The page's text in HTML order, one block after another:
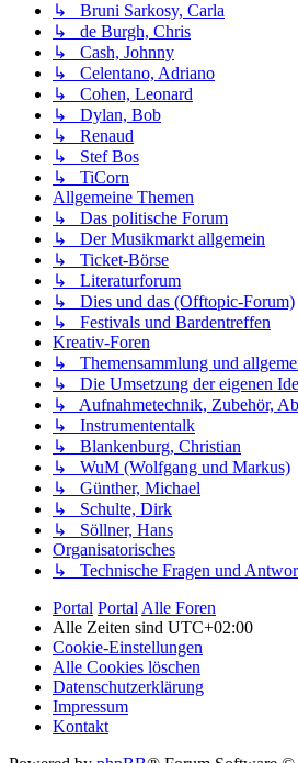
↳ Bruni Sarkosy, Carla
↳ de Burgh, Chris
↳ Cash, Johnny
↳ Celentano, Adriano
↳ Cohen, Leonard
↳ Dylan, Bob
↳ Renaud
↳ Stef Bos
↳ TiCorn
Allgemeine Themen
↳ Das politische Forum
↳ Der Musikmarkt allgemein
↳ Ticket-Börse
↳ Literaturforum
↳ Dies und das (Offtopic-Forum)
↳ Festivals und Bardentreffen
Kreativ-Foren
↳ Themensammlung und
↳ Die Umsetzung der eigenen
↳ Aufnahmetechnik, Zubehör,
↳ Instrumententalk
↳ Blankenburg, Christian
↳ WuM (Wolfgang und Markus)
↳ Günther, Michael
↳ Schulte, Dirk
↳ Söllner, Hans
Organisatorisches
↳ Technische Fragen und
Portal Portal Alle Foren
Alle Zeiten sind UTC+02:00
Cookie-Einstellungen
Alle Cookies löschen
Datenschutzerklärung
Impressum
Kontakt